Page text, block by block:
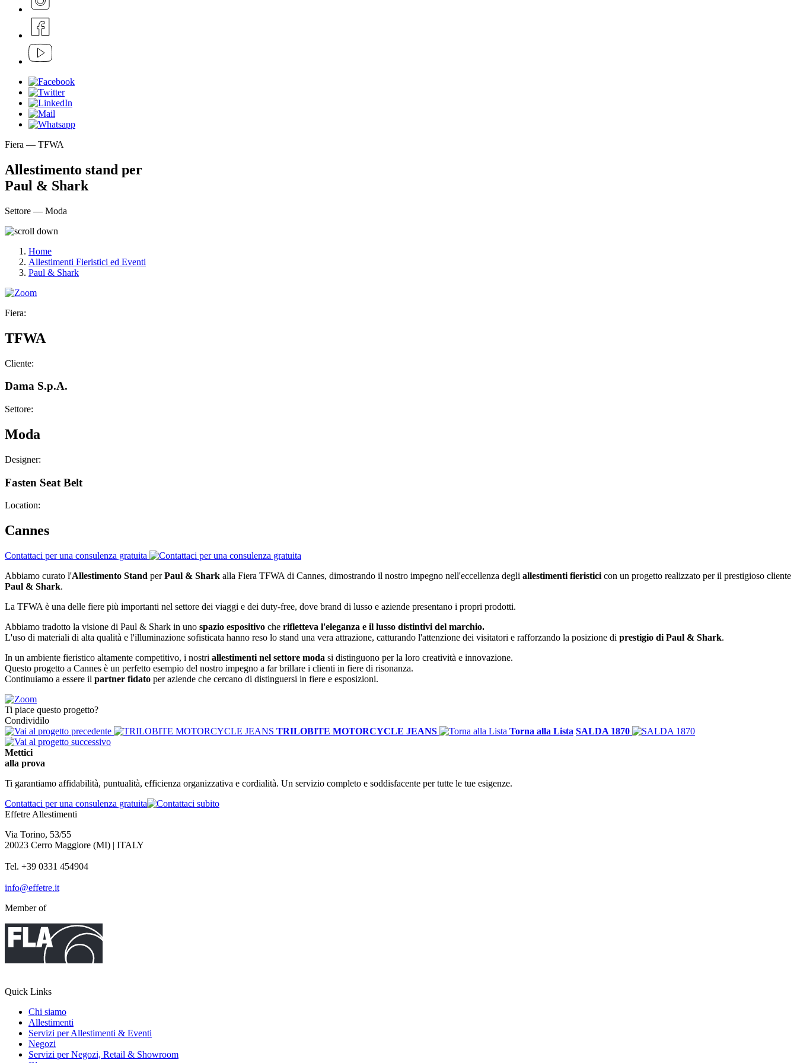
Fiera — TFWA
Allestimento stand per
Paul & Shark
Settore — Moda
Home
Allestimenti Fieristici ed Eventi
Paul & Shark
Fiera:
TFWA
Cliente:
Dama S.p.A.
Settore:
Moda
Designer:
Fasten Seat Belt
Location:
Cannes
Contattaci per una consulenza gratuita
Abbiamo curato l'Allestimento Stand perPaul & Shark alla Fiera TFWA di Cannes, dimostrando il nostro impegno nell'eccellenza degli allestimenti fieristici con un progetto realizzato per il prestigioso cliente
Paul & Shark.
La TFWA è una delle fiere più importanti nel settore dei viaggi e dei duty-free, dove brand di lusso e aziende presentano i propri prodotti.
Abbiamo tradotto la visione di Paul & Shark in uno spazio espositivo che rifletteva l'eleganza e il lusso distintivi del marchio.
L'uso di materiali di alta qualità e l'illuminazione sofisticata hanno reso lo stand una vera attrazione, catturando l'attenzione dei visitatori e rafforzando la posizione di prestigio di Paul & Shark.
In un ambiente fieristico altamente competitivo, i nostri allestimenti nel settore moda si distinguono per la loro creatività e innovazione.
Questo progetto a Cannes è un perfetto esempio del nostro impegno a far brillare i clienti in fiere di risonanza.
Continuiamo a essere il partner fidato per aziende che cercano di distinguersi in fiere e esposizioni.
Ti piace questo progetto?
Condividilo
TRILOBITE MOTORCYCLE JEANS
Torna alla Lista SALDA 1870
Mettici
alla prova
Ti garantiamo affidabilità, puntualità, efficienza organizzativa e cordialità. Un servizio completo e soddisfacente per tutte le tue esigenze.
Contattaci per una consulenza gratuita
Effetre Allestimenti
Via Torino, 53/55
20023 Cerro Maggiore (MI) | ITALY
Tel. +39 0331 454904
info@effetre.it
Member of
Quick Links
Chi siamo
Allestimenti
Servizi per Allestimenti & Eventi
Negozi
Servizi per Negozi, Retail & Showroom